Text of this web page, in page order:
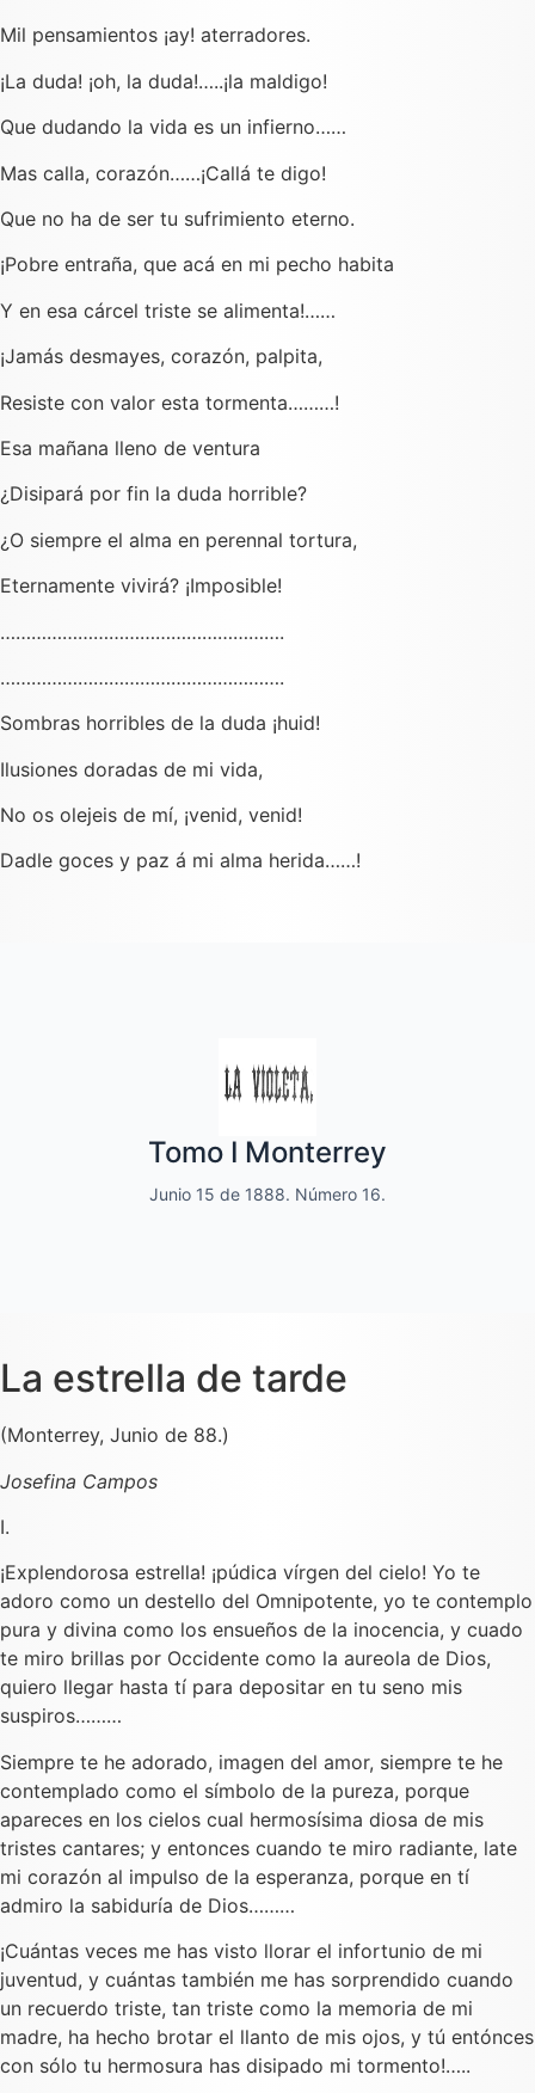
Mil pensamientos ¡ay! aterradores.
¡La duda! ¡oh, la duda!…..¡la maldigo!
Que dudando la vida es un infierno……
Mas calla, corazón……¡Callá te digo!
Que no ha de ser tu sufrimiento eterno.
¡Pobre entraña, que acá en mi pecho habita
Y en esa cárcel triste se alimenta!……
¡Jamás desmayes, corazón, palpita,
Resiste con valor esta tormenta………!
Esa mañana lleno de ventura
¿Disipará por fin la duda horrible?
¿O siempre el alma en perennal tortura,
Eternamente vivirá? ¡Imposible!
……………………………………………….
……………………………………………….
Sombras horribles de la duda ¡huid!
Ilusiones doradas de mi vida,
No os olejeis de mí, ¡venid, venid!
Dadle goces y paz á mi alma herida……!
Tomo I Monterrey
Junio 15 de 1888. Número 16.
y de variedades
Dedicado a las familias.
La estrella de tarde
(Monterrey, Junio de 88.)
Josefina Campos
I.
¡Explendorosa estrella! ¡púdica vírgen del cielo! Yo te
adoro como un destello del Omnipotente, yo te contemplo
pura y divina como los ensueños de la inocencia, y cuado
te miro brillas por Occidente como la aureola de Dios,
quiero llegar hasta tí para depositar en tu seno mis
suspiros………
Siempre te he adorado, imagen del amor, siempre te he
contemplado como el símbolo de la pureza, porque
apareces en los cielos cual hermosísima diosa de mis
tristes cantares; y entonces cuando te miro radiante, late
mi corazón al impulso de la esperanza, porque en tí
admiro la sabiduría de Dios………
¡Cuántas veces me has visto llorar el infortunio de mi
juventud, y cuántas también me has sorprendido cuando
un recuerdo triste, tan triste como la memoria de mi
madre, ha hecho brotar el llanto de mis ojos, y tú entónces
con sólo tu hermosura has disipado mi tormento!…..